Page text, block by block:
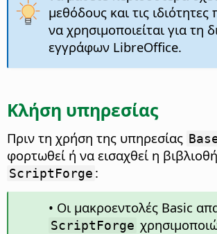
μεθόδους και τις
να χρησιμοποιείται για τη
εγγράφων LibreOffice.
Κλήση υπηρεσίας
Πριν τη χρήση της υπηρεσίας
φορτωθεί ή να εισαχθεί η
ScriptForge :
• Οι μακροεντολές Basic
ScriptForge